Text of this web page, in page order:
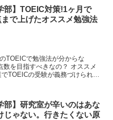
部】TOEIC対策!1ヶ月で
で上げたオススメ勉強法
TOEICで勉強法が分からな
数を目指すべきなの？ オススメ
TOEICの受験が義務づけられて
部】研究室が辛いのはあな
じゃない。行きたくない原